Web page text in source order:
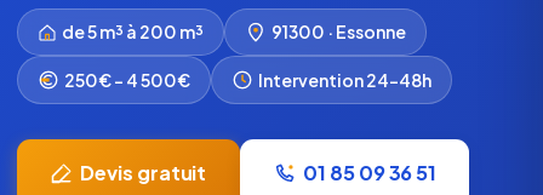
de 5 m³ à 200 m³ 91300 · Essonne
250€ – 4 500€ Intervention 24-48h
Devis gratuit 01 85 09 36 51